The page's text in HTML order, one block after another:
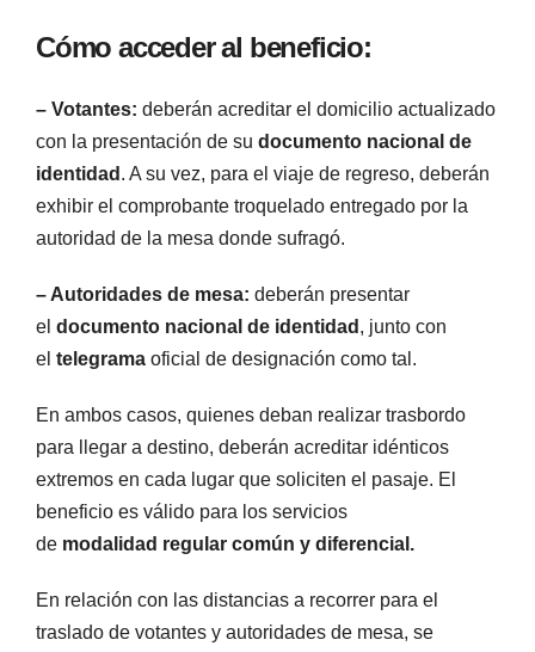
Cómo acceder al beneficio:
– Votantes: deberán acreditar el domicilio actualizado
con la presentación de su documento nacional de
identidad . A su vez, para el viaje de regreso, deberán
exhibir el comprobante troquelado entregado por la
autoridad de la mesa donde sufragó.
– Autoridades de mesa: deberán presentar
el documento nacional de identidad , junto con
el telegrama oficial de designación como tal.
En ambos casos, quienes deban realizar trasbordo
para llegar a destino, deberán acreditar idénticos
extremos en cada lugar que soliciten el pasaje. El
beneficio es válido para los servicios
de modalidad regular común y diferencial.
En relación con las distancias a recorrer para el
traslado de votantes y autoridades de mesa, se